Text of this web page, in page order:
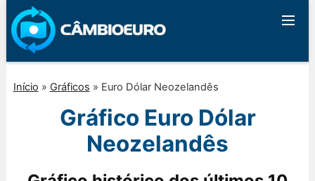
Início » Gráficos » Euro Dólar Neozelandês
Gráfico Euro Dólar
Neozelandês